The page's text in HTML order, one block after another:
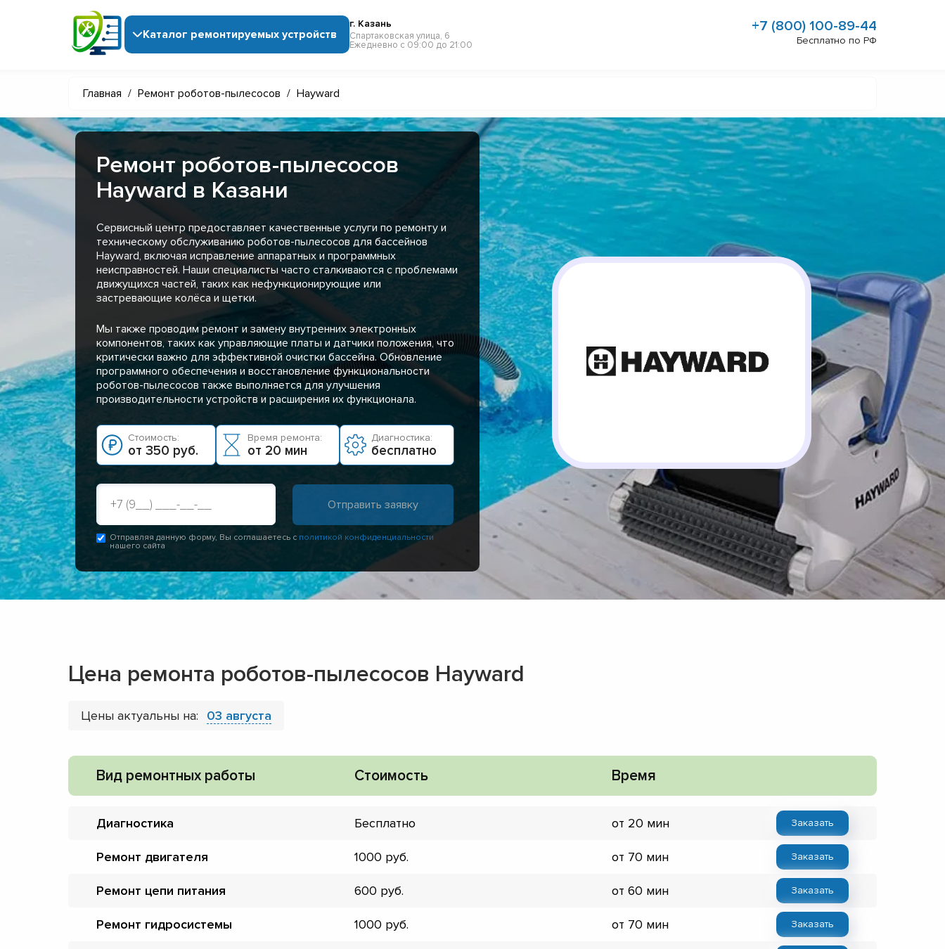
Каталог ремонтируемых устройств
г. Казань
Спартаковская улица, 6
Ежедневно с 09:00 до 21:00
+7 (800) 100-89-44
Бесплатно по РФ
Главная / Ремонт роботов-пылесосов / Hayward
Ремонт роботов-пылесосов
Hayward в Казани
Сервисный центр предоставляет качественные услуги по ремонту и
техническому обслуживанию роботов-пылесосов для бассейнов
Hayward, включая исправление аппаратных и программных
неисправностей. Наши специалисты часто сталкиваются с проблемами
движущихся частей, таких как нефункционирующие или
застревающие колёса и щетки.
Мы также проводим ремонт и замену внутренних электронных
компонентов, таких как управляющие платы и датчики положения, что
критически важно для эффективной очистки бассейна. Обновление
программного обеспечения и восстановление функциональности
роботов-пылесосов также выполняется для улучшения
производительности устройств и расширения их функционала.
Стоимость:
от 350 руб.
Время ремонта:
от 20 мин
Диагностика:
бесплатно
Отправляя данную форму, Вы соглашаетесь с политикой конфиденциальности
нашего сайта
Цена ремонта роботов-пылесосов Hayward
Цены актуальны на: 03 августа
Вид ремонтных работы Стоимость Время
Диагностика Бесплатно от 20 мин Заказать
Ремонт двигателя 1000 от 70 мин Заказать
Ремонт цепи питания 600 от 60 мин Заказать
Ремонт гидросистемы 1000 от 70 мин Заказать